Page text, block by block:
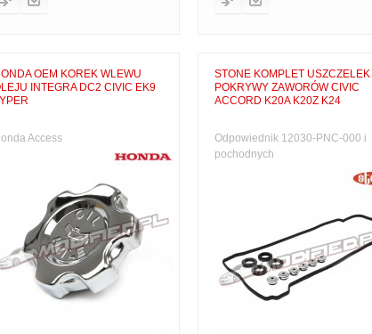
OEM KOREK WLEWU
INTEGRA DC2 CIVIC EK9
Access
STONE KOMPLET USZCZELEK
POKRYWY ZAWORÓW CIVIC
ACCORD K20A K20Z K24
Odpowiednik 12030-PNC-000 i
pochodnych